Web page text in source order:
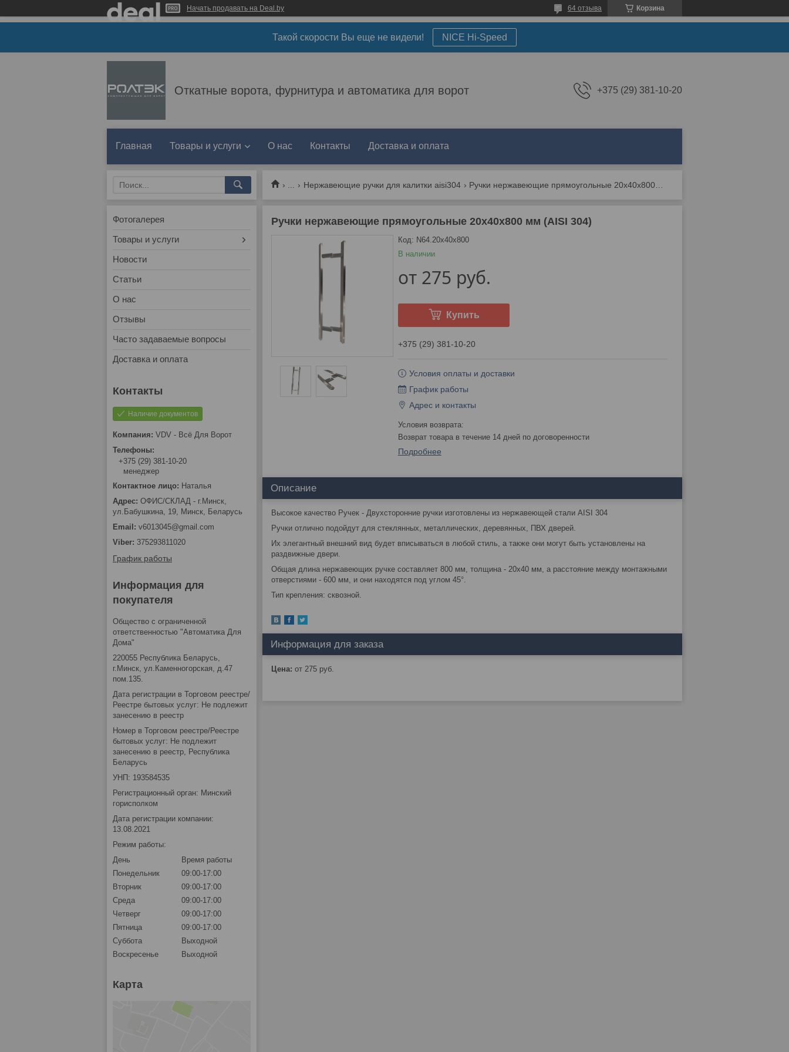
Начать продавать на Deal.by Корзина
64 отзыва
Такой скорости Вы еще не видели! NICE Hi-Speed
Откатные ворота, фурнитура и автоматика для ворот +375 (29) 381-10-20
Главная Товары и услуги О нас Контакты Доставка и оплата
Нержавеющие ручки для калитки aisi304
Ручки нержавеющие прямоугольные 20x40x800 мм (AISI 304)
В наличии
Код: N64.20x40x800
от 275 руб.
Купить
+375 (29) 381-10-20
Условия оплаты и доставки
График работы
Адрес и контакты
возврат товара в течение 14 дней по договоренности
Подробнее
Описание
Высокое качество Ручек - Двухсторонние ручки изготовлены из нержавеющей стали AISI 304
Ручки отлично подойдут для стеклянных, металлических, деревянных, ПВХ дверей.
Их элегантный внешний вид будет вписываться в любой стиль, а также они могут быть установлены на
раздвижные двери.
Общая длина нержавеющих ручке составляет 800 мм, толщина - 20х40 мм, а расстояние между монтажными
отверстиями - 600 мм, и они находятся под углом 45°.
Тип крепления: сквозной.
Информация для заказа
Цена: от 275 руб.
Фотогалерея
Товары и услуги
Новости
Статьи
О нас
Отзывы
Часто задаваемые вопросы
Доставка и оплата
Наличие документов
VDV - Всё Для Ворот
+375 (29) 381-10-20
менеджер
Наталья
ОФИС/СКЛАД - г.Минск,
ул.Бабушкина, 19, Минск, Беларусь
v6013045@gmail.com
375293811020
График работы
Информация для
покупателя
Общество с ограниченной
ответственностью "Автоматика Для
Дома"
220055 Республика Беларусь,
г.Минск, ул.Каменногорская, д.47
пом.135.
Дата регистрации в Торговом реестре/
Реестре бытовых услуг: Не подлежит
занесению в реестр
Номер в Торговом реестре/Реестре
бытовых услуг: Не подлежит
занесению в реестр, Республика
Беларусь
УНП: 193584535
Регистрационный орган: Минский
горисполком
Дата регистрации компании:
13.08.2021
Режим работы:
День
Время работы
Понедельник
09:00-17:00
Вторник
09:00-17:00
Среда
09:00-17:00
Четверг
09:00-17:00
Пятница
09:00-17:00
Суббота
Выходной
Воскресенье
Выходной
Карта